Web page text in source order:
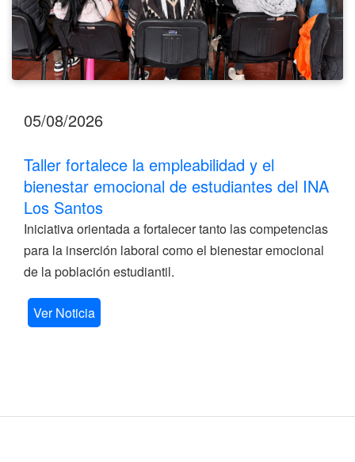
Los
Santos
05/08/2026
Taller fortalece la empleabilidad y el
bienestar emocional de estudiantes del INA
Los Santos
Iniciativa orientada a fortalecer tanto las competencias
para la inserción laboral como el bienestar emocional
de la población estudiantil.
Ver Noticia